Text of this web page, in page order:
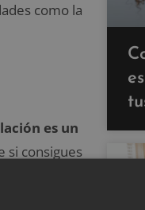
como la
es un
si consigues